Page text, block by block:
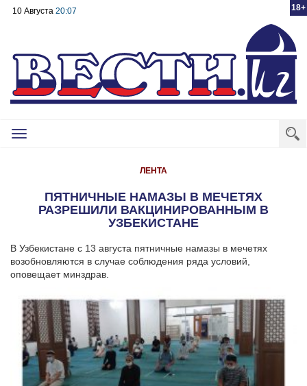
18+
10 Августа 20:07
Toggle
ЛЕНТА
ПЯТНИЧНЫЕ НАМАЗЫ В МЕЧЕТЯХ
РАЗРЕШИЛИ ВАКЦИНИРОВАННЫМ В
УЗБЕКИСТАНЕ
В Узбекистане с 13 августа пятничные намазы в мечетях
возобновляются в случае соблюдения ряда условий,
оповещает минздрав.